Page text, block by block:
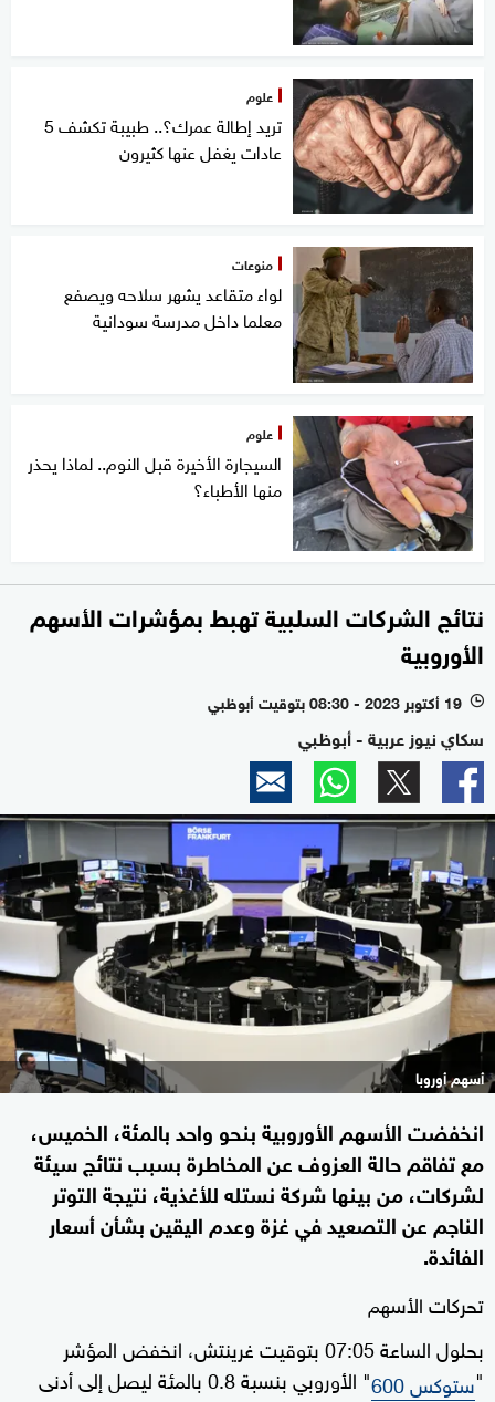
علوم
تريد إطالة عمرك؟.. طبيبة تكشف 5
عادات يغفل عنها كثيرون
منوعات
لواء متقاعد يشهر سلاحه ويصفع
معلما داخل مدرسة سودانية
علوم
السيجارة الأخيرة قبل النوم.. لماذا يحذر
منها الأطباء؟
نتائج الشركات السلبية تهبط بمؤشرات الأسهم
الأوروبية
l 19 أكتوبر 2023 - 08:30 بتوقيت أبوظبي
سكاي نيوز عربية - أبوظبي
أسهم أوروبا
انخفضت الأسهم الأوروبية بنحو واحد بالمئة، الخميس،
مع تفاقم حالة العزوف عن المخاطرة بسبب نتائج سيئة
لشركات، من بينها شركة نستله للأغذية، نتيجة التوتر
الناجم عن التصعيد في غزة وعدم اليقين بشأن أسعار
الفائدة.
تحركات الأسهم
بحلول الساعة 07:05 بتوقيت غرينتش، انخفض المؤشر
"ستوكس 600
" الأوروبي بنسبة 0.8 بالمئة ليصل إلى أدنى